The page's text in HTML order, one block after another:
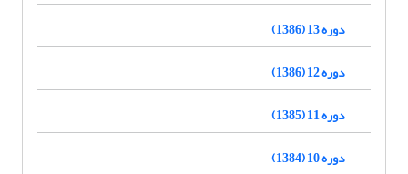
دوره 13 (1386)
دوره 12 (1386)
دوره 11 (1385)
دوره 10 (1384)